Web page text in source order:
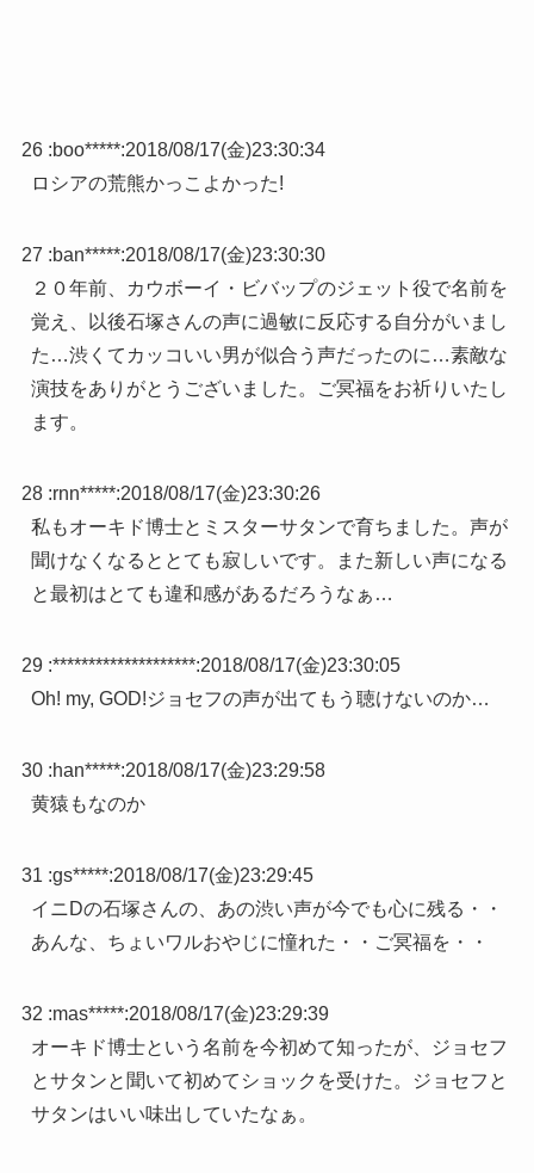
26 :boo*****:2018/08/17(金)23:30:34
ロシアの荒熊かっこよかった!
27 :ban*****:2018/08/17(金)23:30:30
２０年前、カウボーイ・ビバップのジェット役で名前を
覚え、以後石塚さんの声に過敏に反応する自分がいまし
た…渋くてカッコいい男が似合う声だったのに…素敵な
演技をありがとうございました。ご冥福をお祈りいたし
ます。
28 :rnn*****:2018/08/17(金)23:30:26
私もオーキド博士とミスターサタンで育ちました。声が
聞けなくなるととても寂しいです。また新しい声になる
と最初はとても違和感があるだろうなぁ…
29 :********************:2018/08/17(金)23:30:05
Oh! my, GOD!ジョセフの声が出てもう聴けないのか…
30 :han*****:2018/08/17(金)23:29:58
黄猿もなのか
31 :gs*****:2018/08/17(金)23:29:45
イニDの石塚さんの、あの渋い声が今でも心に残る・・
あんな、ちょいワルおやじに憧れた・・ご冥福を・・
32 :mas*****:2018/08/17(金)23:29:39
オーキド博士という名前を今初めて知ったが、ジョセフ
とサタンと聞いて初めてショックを受けた。ジョセフと
サタンはいい味出していたなぁ。